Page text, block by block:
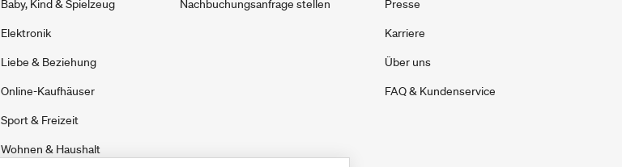
Baby, Kind & Spielzeug
Elektronik
Liebe & Beziehung
Online-Kaufhäuser
Sport & Freizeit
Wohnen & Haushalt
Nachbuchungsanfrage stellen
Presse
Karriere
Über uns
FAQ & Kundenservice